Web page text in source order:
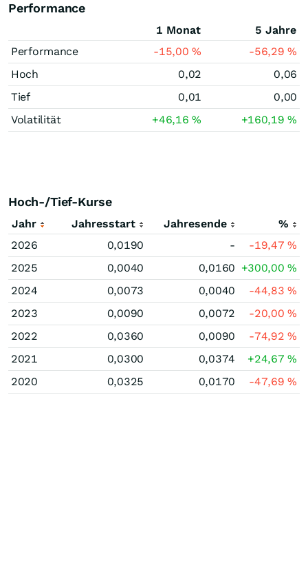
Performance
1 Monat
5 Jahre
Performance
-15,00% -56,29%
Hoch
0,02
0,06
Tief
0,01
0,00
Volatilität
+46,16% +160,19%
Hoch-/Tief-Kurse
Jahr Jahresstart Jahresende
%
2026
0,0190 - -19,47%
2025
0,0040 0,0160 +300,00%
2024
0,0073 0,0040 -44,83%
2023
0,0090 0,0072 -20,00%
2022
0,0360 0,0090 -74,92%
2021
0,0300 0,0374 +24,67%
2020
0,0325 0,0170 -47,69%